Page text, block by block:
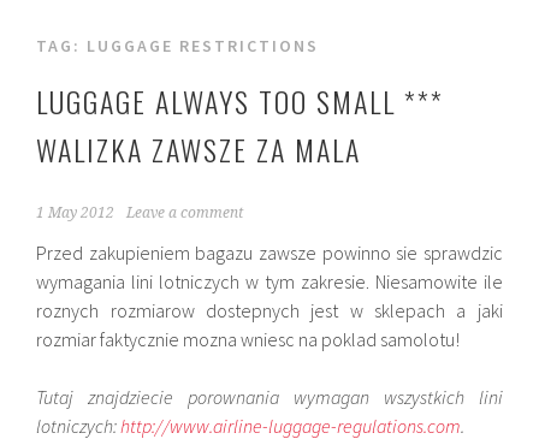
TAG: LUGGAGE RESTRICTIONS
LUGGAGE ALWAYS TOO SMALL ***
WALIZKA ZAWSZE ZA MALA
1 May 2012 Leave a comment
Przed zakupieniem bagazu zawsze powinno sie sprawdzic
wymagania lini lotniczych w tym zakresie. Niesamowite ile
roznych rozmiarow dostepnych jest w sklepach a jaki
rozmiar faktycznie mozna wniesc na poklad samolotu!
Tutaj znajdziecie porownania wymagan wszystkich lini
lotniczych:http://www.airline-luggage-regulations.com.